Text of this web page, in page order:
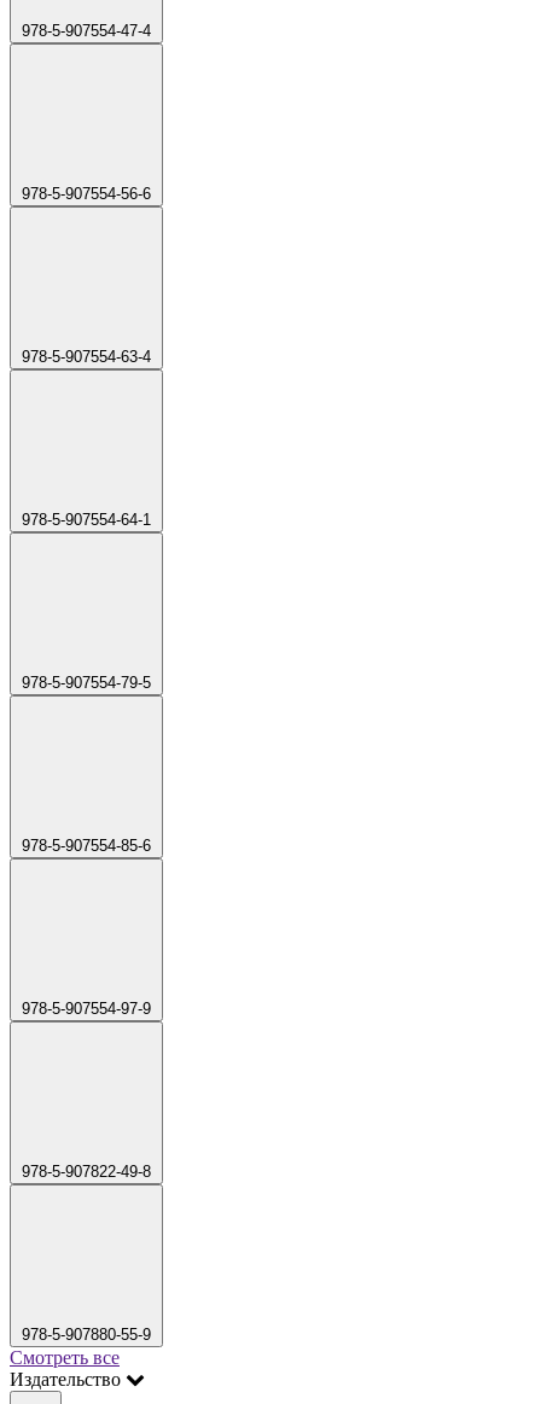
978-5-907554-47-4
978-5-907554-56-6
978-5-907554-63-4
978-5-907554-64-1
978-5-907554-79-5
978-5-907554-85-6
978-5-907554-97-9
978-5-907822-49-8
978-5-907880-55-9
Смотреть все
Издательство